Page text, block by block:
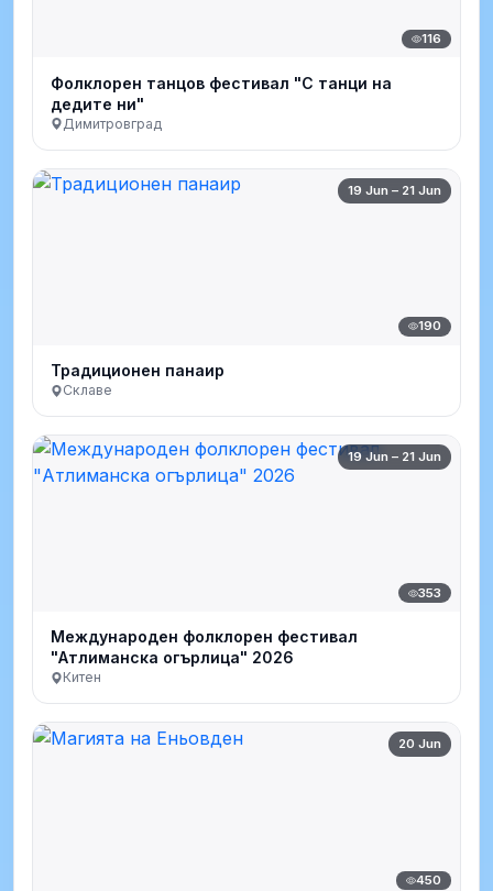
116
Фолклорен танцов фестивал "С танци на
дедите ни"
Димитровград
19 Jun – 21 Jun
190
Традиционен панаир
Склаве
19 Jun – 21 Jun
353
Международен фолклорен фестивал
"Атлиманска огърлица" 2026
Китен
20 Jun
450